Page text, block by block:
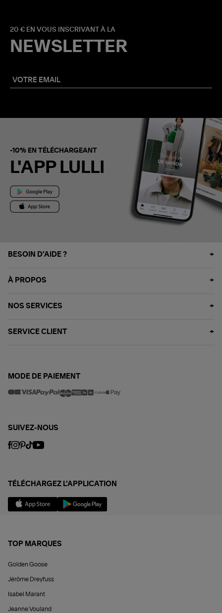
20 € EN VOUS INSCRIVANT À LA
NEWSLETTER
-10% EN TÉLÉCHARGEANT
L'APP LULLI
BESOIN D'AIDE ?
À PROPOS
NOS SERVICES
SERVICE CLIENT
MODE DE PAIEMENT
SUIVEZ-NOUS
TÉLÉCHARGEZ L'APPLICATION
TOP MARQUES
Golden Goose
Jérôme Dreyfuss
Isabel Marant
Jeanne Vouland